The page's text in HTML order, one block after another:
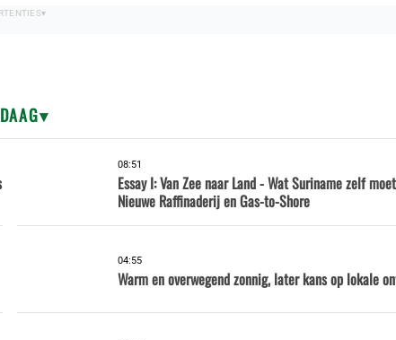
08:51
Essay I: Van Zee naar Land - Wat Suriname zelf
Nieuwe Raffinaderij en Gas-to-Shore
04:55
Warm en overwegend zonnig, later kans op lokale